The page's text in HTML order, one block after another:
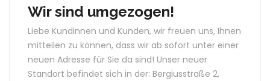
Wir sind umgezogen!
Liebe Kundinnen und Kunden, wir freuen uns, Ihnen
mitteilen zu können, dass wir ab sofort unter einer
neuen Adresse für Sie da sind! Unser neuer
Standort befindet sich in der: Bergiusstraße 2,